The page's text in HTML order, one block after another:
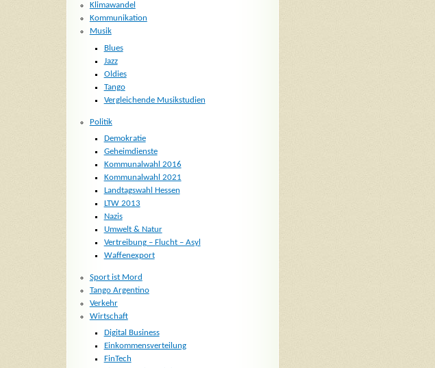
Klimawandel
Kommunikation
Musik
Blues
Jazz
Oldies
Tango
Vergleichende Musikstudien
Politik
Demokratie
Geheimdienste
Kommunalwahl 2016
Kommunalwahl 2021
Landtagswahl Hessen
LTW 2013
Nazis
Umwelt & Natur
Vertreibung – Flucht – Asyl
Waffenexport
Sport ist Mord
Tango Argentino
Verkehr
Wirtschaft
Digital Business
Einkommensverteilung
FinTech